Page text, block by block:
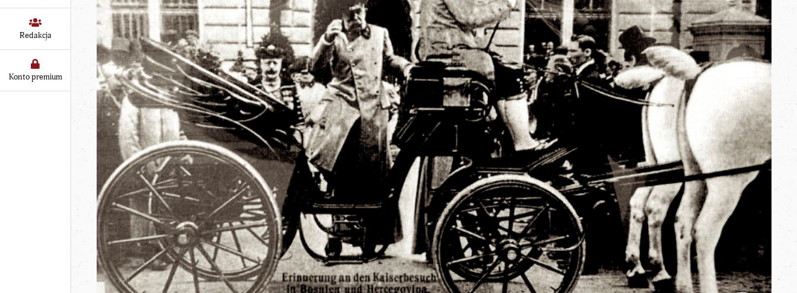
Redakcja
Konto premium